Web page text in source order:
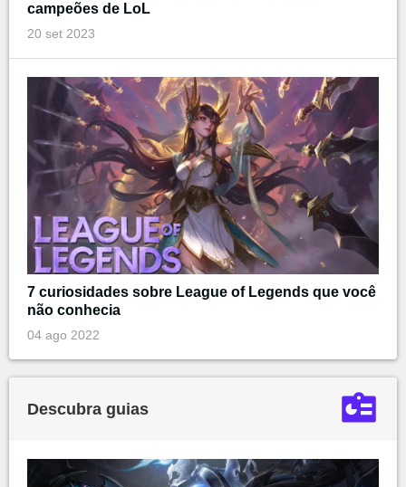
campeões de LoL
20 set 2023
7 curiosidades sobre League of Legends que você
não conhecia
04 ago 2022
Descubra guias